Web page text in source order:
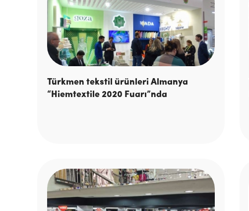
Türkmen tekstil ürünleri Almanya
“Hiemtextile 2020 Fuarı”nda